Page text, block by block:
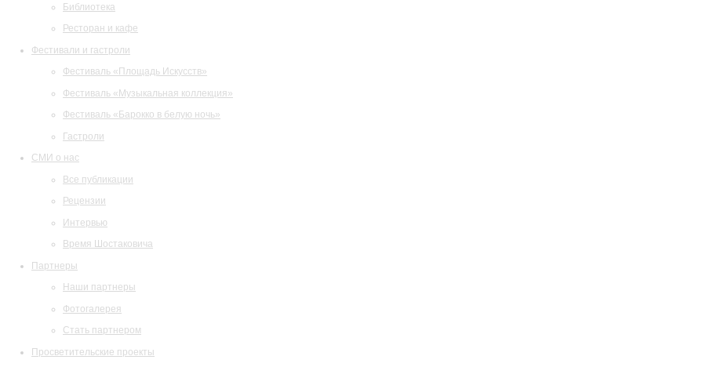
Библиотека
Ресторан и кафе
Фестивали и гастроли
Фестиваль «Площадь Искусств»
Фестиваль «Музыкальная коллекция»
Фестиваль «Барокко в белую ночь»
Гастроли
СМИ о нас
Все публикации
Рецензии
Интервью
Время Шостаковича
Партнеры
Наши партнеры
Фотогалерея
Стать партнером
Просветительские проекты